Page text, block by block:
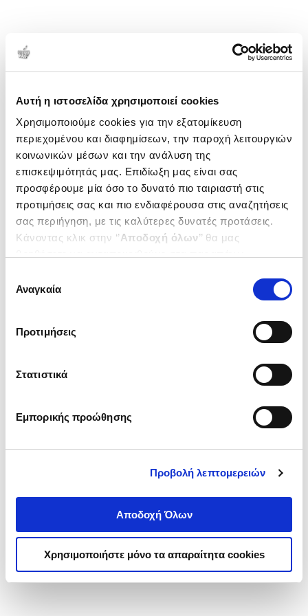
Αυτή η ιστοσελίδα χρησιμοποιεί cookies
Χρησιμοποιούμε cookies για την εξατομίκευση
περιεχομένου και διαφημίσεων, την παροχή λειτουργιών
κοινωνικών μέσων και την ανάλυση της
επισκεψιμότητάς μας. Επιδίωξη μας είναι σας
προσφέρουμε μία όσο το δυνατό πιο ταιριαστή στις
προτιμήσεις σας και πιο ενδιαφέρουσα στις αναζητήσεις
σας περιήγηση, με τις καλύτερες δυνατές προτάσεις.
Κάνοντας κλικ στην ‘’Αποδοχή όλων’’ θα μας
ενδιαφέρουν και να επιλέξετε από τα παρακάτω με την
΄΄και να ενημερωθείτε σχετικά με
συγκατάθεσης
Αναγκαία
Προτιμήσεις
Στατιστικά
Εμπορικής προώθησης
Προβολή λεπτομερειών
Αποδοχή Όλων
Χρησιμοποιήστε μόνο τα απαραίτητα cookies